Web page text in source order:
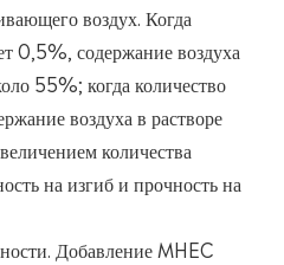
воздух. Когда
0,5%, содержание воздуха
55%; когда количество
воздуха в растворе
количества
на изгиб и прочность на
Добавление MHEC